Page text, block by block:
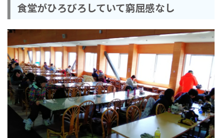
食堂がひろびろしていて窮屈感なし